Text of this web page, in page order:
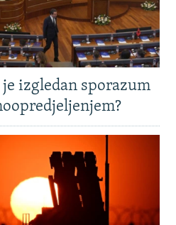
JUGOSLAVIJE
izgledan sporazum